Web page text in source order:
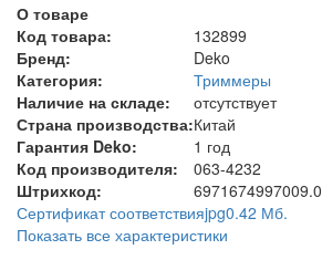
О товаре
Код товара:
132899
Бренд:
Deko
Категория:
Триммеры
Наличие на складе:
отсутствует
Страна производства:Китай
Гарантия Deko:
1 год
Код производителя:
063-4232
Штрихкод:
6971674997009.0
Сертификат соответствияjpg0.42 Мб.
Показать все характеристики